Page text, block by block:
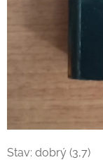
Stav: dobrý (3,7)